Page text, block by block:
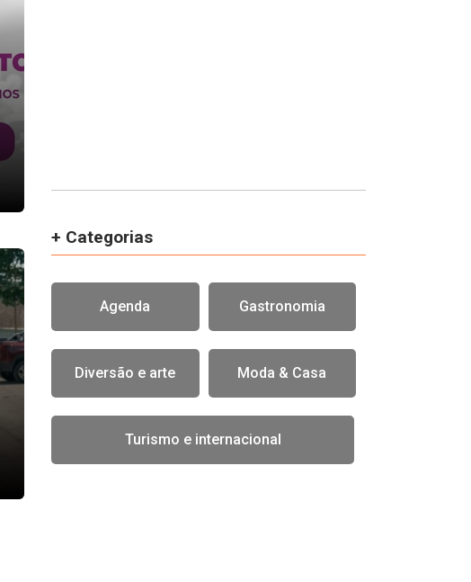
+ Categorias
Agenda Gastronomia
Diversão e arte Moda & Casa
Turismo e internacional